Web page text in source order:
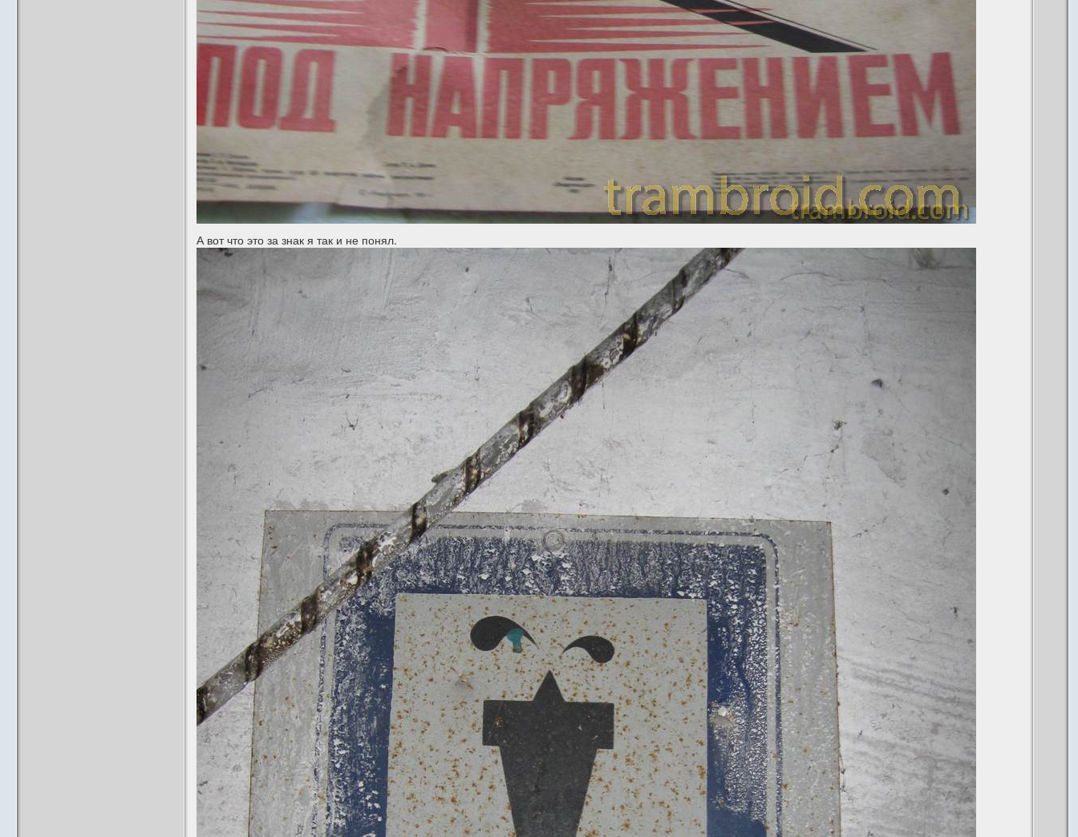
А вот что это за знак я так и не понял.